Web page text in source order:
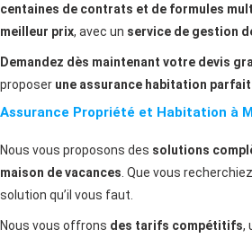
centaines de contrats et de formules
meilleur prix, avec un service de gestion
Demandez dès maintenant votre devis
proposer une assurance habitation
Assurance Propriété et Habitation à
Nous vous proposons des solutions
maison de vacances . Que vous
solution qu’il vous faut.
Nous vous offrons des tarifs compétitifs,